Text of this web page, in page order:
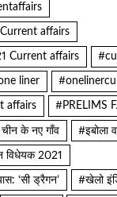
affairs
Current affairs
liner
affairs #PRELIMS
के नए गाँव #इबोला
विधेयक 2021
‘सी ड्रैगन’ #खेलो